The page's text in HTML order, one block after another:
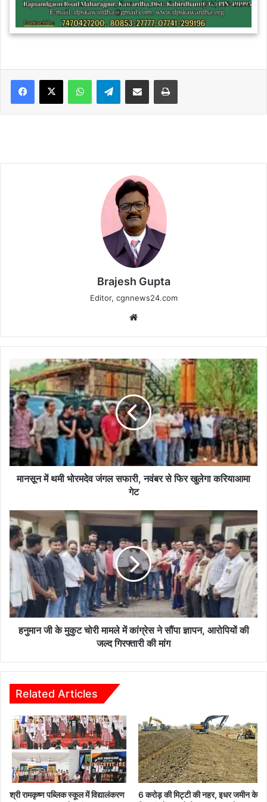
WhatsAppTelegramShare via Email Print
Brajesh Gupta
Editor, cgnnews24.com
मानसून
में
थमी
भोरमदेव
जंगल
सफारी,
नवंबर
से
फिर
खुलेगा
मानसून में थमी भोरमदेव जंगल सफारी, नवंबर से फिर खुलेगा करियाआमा
गेट
हनुमान
जी
के
मुकुट
चोरी
में
कांग्रेस
ने
सौंपा
गिरफ्तारी
की
मांग
हनुमान जी के मुकुट चोरी मामले में कांग्रेस ने सौंपा ज्ञापन, आरोपियों की
जल्द गिरफ्तारी की मांग
Related Articles
श्री रामकृष्ण पब्लिक स्कूल में विद्यालंकरण
6 करोड़ की मिट्टी की नहर, इधर जमीन के